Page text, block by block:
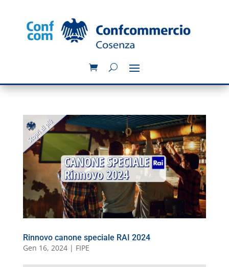
Rinnovo canone speciale RAI 2024
Gen 16, 2024| FIPE